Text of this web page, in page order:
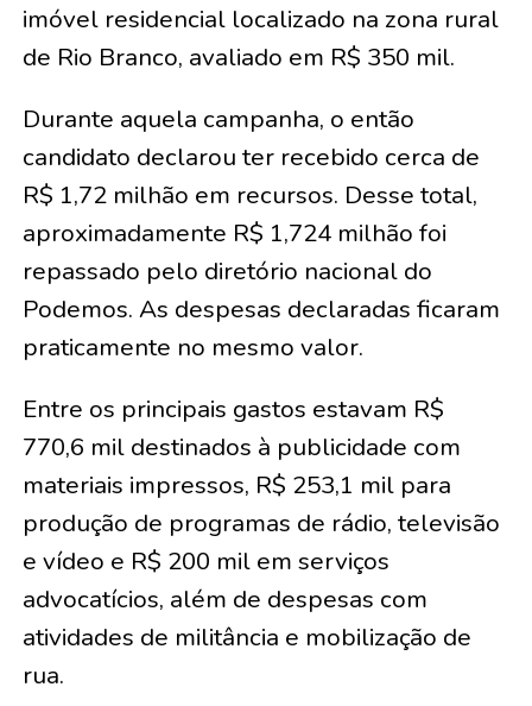
imóvel residencial localizado na zona rural
de Rio Branco, avaliado em R$ 350 mil.
Durante aquela campanha, o então
candidato declarou ter recebido cerca de
R$ 1,72 milhão em recursos. Desse total,
aproximadamente R$ 1,724 milhão foi
repassado pelo diretório nacional do
Podemos. As despesas declaradas ficaram
praticamente no mesmo valor.
Entre os principais gastos estavam R$
770,6 mil destinados à publicidade com
materiais impressos, R$ 253,1 mil para
produção de programas de rádio, televisão
e vídeo e R$ 200 mil em serviços
advocatícios, além de despesas com
atividades de militância e mobilização de
rua.